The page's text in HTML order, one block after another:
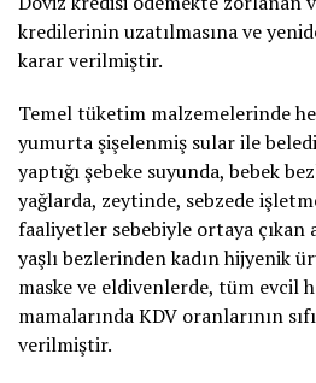
kredilerinin uzatılmasına ve
karar verilmiştir.
Temel tüketim malzemelerinde
yumurta şişelenmiş sular ile
yaptığı şebeke suyunda, bebek
yağlarda, zeytinde, sebzede
faaliyetler sebebiyle ortaya çıkan
yaşlı bezlerinden kadın hijyenik
maske ve eldivenlerde, tüm evcil
mamalarında KDV oranlarının
verilmiştir.